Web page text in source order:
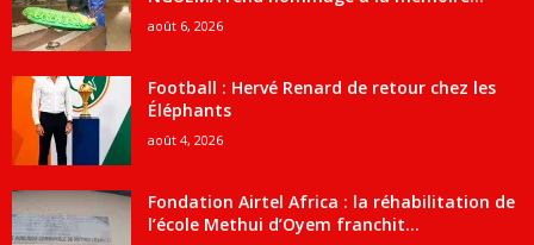
août 6, 2026
Football : Hervé Renard de retour chez les
Éléphants
août 4, 2026
Fondation Airtel Africa : la réhabilitation de
l’école Methui d’Oyem franchit...